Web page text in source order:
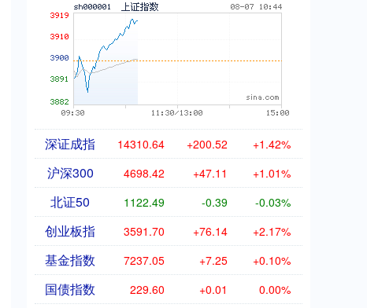
深证成指 14310.64 +200.52 +1.42%
沪深300 4698.42 +47.11 +1.01%
北证50 1122.49 -0.39 -0.03%
创业板指 3591.70 +76.14 +2.17%
基金指数 7237.05 +7.25 +0.10%
国债指数 229.60 +0.01 0.00%